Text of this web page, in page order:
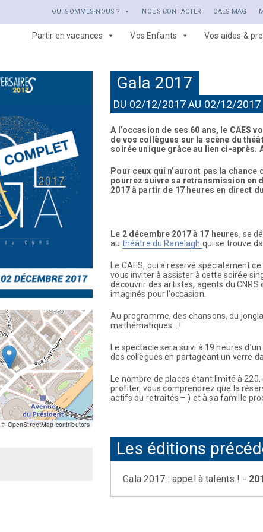
QUI SOMMES-NOUS ? NOUS CONTACTER CAES MAG
Partir en vacances Vos Enfants Vos aides &
© OpenStreetMap contributors
Gala 2017
DU 02/12/2017 AU 02/12/2017
A l’occasion de ses 60 ans, le CAES
de vos collègues sur la scène du
soirée unique grâce au lien ci-
Pour ceux qui n’auront pas la
pourrez suivre sa retransmission en
2017 à partir de 17 heures en direct
Le 2 décembre 2017 à 17 heures, se
au théâtre du Ranelagh qui se trouve
Le CAES, qui a réservé spécialement
vous inviter à assister à cette soirée
découvrir des artistes, agents du
imaginés pour l’occasion.
Au programme, des chansons, du
mathématiques… !
Le spectacle sera suivi à 19 heures
des collègues en partageant un verre
Le nombre de places étant limité à
profiter, vous comprendrez que la
actifs ou retraités – ) et à sa famille
Les éditions
Gala 2017 : appel à talents ! -